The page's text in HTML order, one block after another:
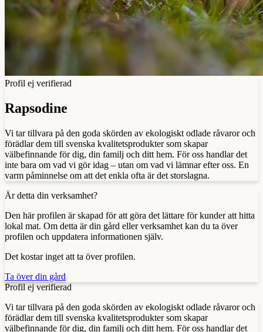
Profil ej verifierad
Rapsodine
Vi tar tillvara på den goda skörden av ekologiskt odlade råvaror och
förädlar dem till svenska kvalitetsprodukter som skapar
välbefinnande för dig, din familj och ditt hem. För oss handlar det
inte bara om vad vi gör idag – utan om vad vi lämnar efter oss. En
varm påminnelse om att det enkla ofta är det storslagna.
Är detta din verksamhet?
Den här profilen är skapad för att göra det lättare för kunder att hitta
lokal mat. Om detta är din gård eller verksamhet kan du ta över
profilen och uppdatera informationen själv.
Det kostar inget att ta över profilen.
Ta över din gård
Profil ej verifierad
Vi tar tillvara på den goda skörden av ekologiskt odlade råvaror och
förädlar dem till svenska kvalitetsprodukter som skapar
välbefinnande för dig, din familj och ditt hem. För oss handlar det